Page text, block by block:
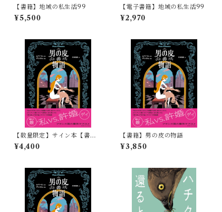
【書籍】地域の私生活99
¥5,500
【電子書籍】地域の私生活99
¥2,970
【数量限定】サイン本【書
籍】男の皮の物語
¥4,400
【書籍】男の皮の物語
¥3,850